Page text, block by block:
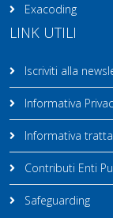
Exacoding
LINK UTILI
Iscriviti alla
Informativa
Informativa
Contributi Enti
Safeguarding